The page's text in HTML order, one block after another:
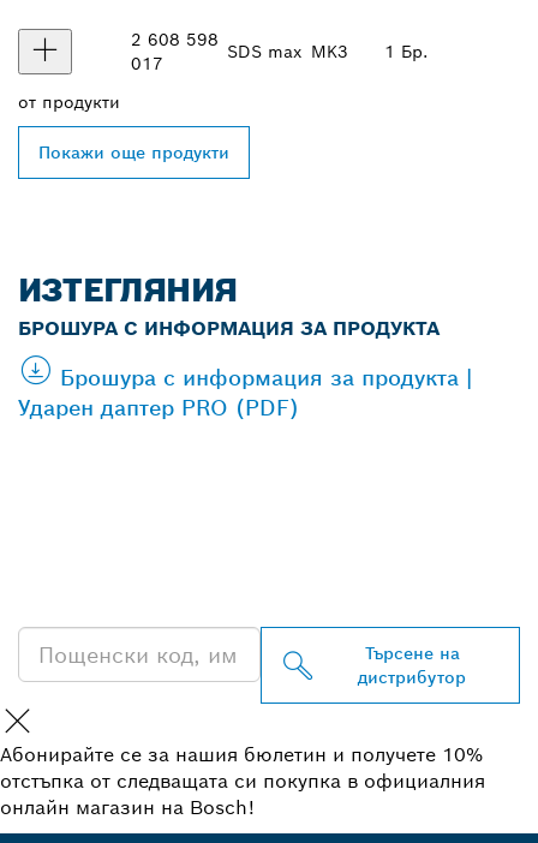
2 608 598
017
SDS max MK3 1 Бр.
от продукти
Покажи още продукти
ИЗТЕГЛЯНИЯ
БРОШУРА С ИНФОРМАЦИЯ ЗА ПРОДУКТА
Брошура с информация за продукта |
Ударен даптер PRO (PDF)
Търсене на
дистрибутор
Абонирайте се за нашия бюлетин и получете 10%
отстъпка от следващата си покупка в официалния
онлайн магазин на Bosch!